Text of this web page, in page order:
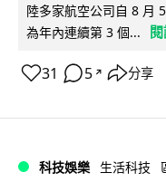
陸多家航空公司自 8 月
為年內連續第 3 個...
31 5 ↗ 分享
科技娛樂 生活科技